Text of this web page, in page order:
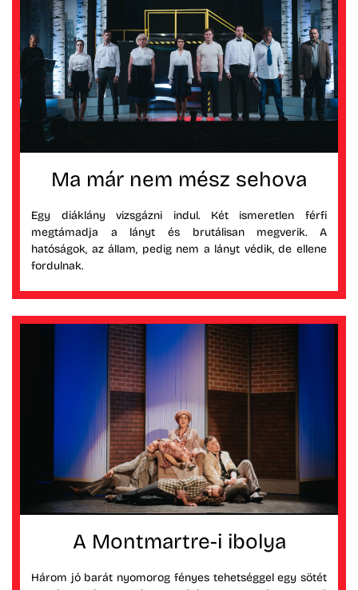
Ma már nem mész sehova
Egy diáklány vizsgázni indul. Két ismeretlen férfi
megtámadja a lányt és brutálisan megverik. A
hatóságok, az állam, pedig nem a lányt védik, de ellene
fordulnak.
A Montmartre-i ibolya
Három jó barát nyomorog fényes tehetséggel egy sötét